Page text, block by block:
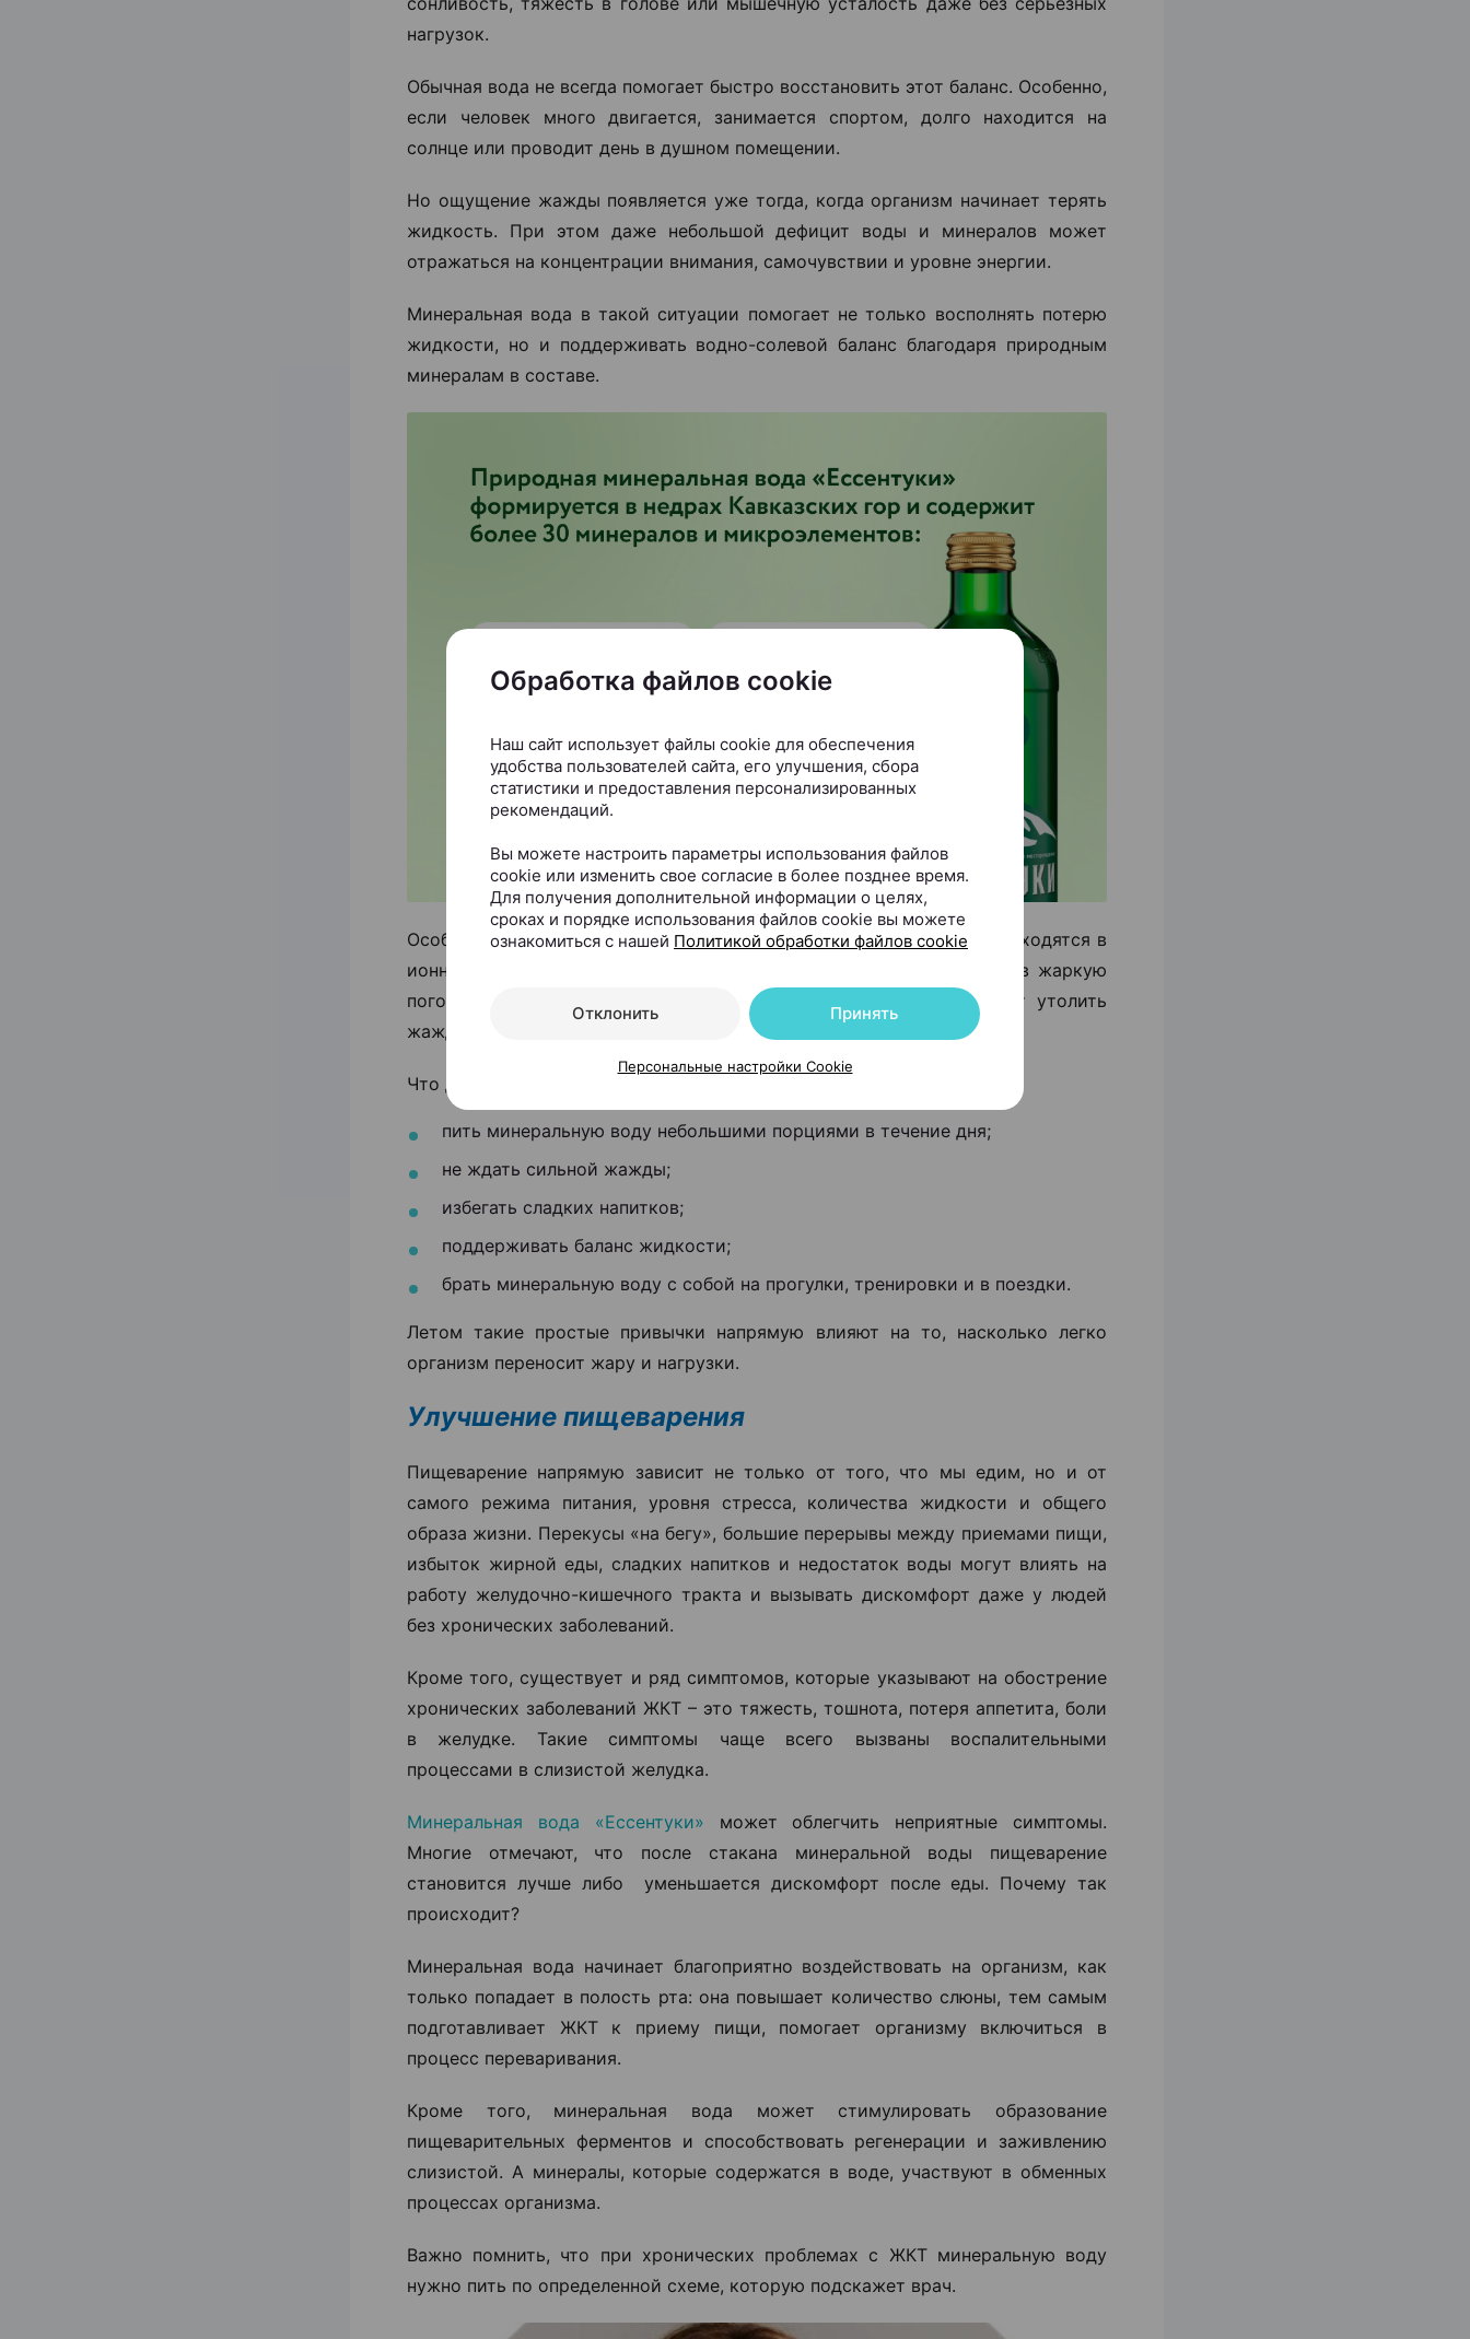
нагрузок.
Обычная вода не всегда помогает быстро восстановить этот баланс. Особенно,
если человек много двигается, занимается спортом, долго находится на
солнце или проводит день в душном помещении.
Но ощущение жажды появляется уже тогда, когда организм начинает терять
жидкость. При этом даже небольшой дефицит воды и минералов может
отражаться на концентрации внимания, самочувствии и уровне энергии.
Минеральная вода в такой ситуации помогает не только восполнять потерю
жидкости, но и поддерживать водно-солевой баланс благодаря природным
минералам в составе.
Особенность минеральной воды еще и в том, что минералы в ней находятся в
ионной форме — так организму проще их усваивать. Кроме того, в жаркую
погоду многие замечают: минеральная вода освежает и помогает утолить
жажду лучше, чем сладкие напитки или обычная газировка.
Что действительно помогает легче переносить жару:
пить минеральную воду небольшими порциями в течение дня;
не ждать сильной жажды;
избегать сладких напитков;
поддерживать баланс жидкости;
брать минеральную воду с собой на прогулки, тренировки и в поездки.
Летом такие простые привычки напрямую влияют на то, насколько легко
организм переносит жару и нагрузки.
Улучшение пищеварения
Пищеварение напрямую зависит не только от того, что мы едим, но и от
самого режима питания, уровня стресса, количества жидкости и общего
образа жизни. Перекусы «на бегу», большие перерывы между приемами пищи,
избыток жирной еды, сладких напитков и недостаток воды могут влиять на
работу желудочно-кишечного тракта и вызывать дискомфорт даже у людей
без хронических заболеваний.
Кроме того, существует и ряд симптомов, которые указывают на обострение
хронических заболеваний ЖКТ – это тяжесть, тошнота, потеря аппетита, боли
в желудке. Такие симптомы чаще всего вызваны воспалительными
процессами в слизистой желудка.
Минеральная вода «Ессентуки» может облегчить неприятные симптомы.
Многие отмечают, что после стакана минеральной воды пищеварение
становится лучше либо уменьшается дискомфорт после еды. Почему так
происходит?
Минеральная вода начинает благоприятно воздействовать на организм, как
только попадает в полость рта: она повышает количество слюны, тем самым
подготавливает ЖКТ к приему пищи, помогает организму включиться в
процесс переваривания.
Кроме того, минеральная вода может стимулировать образование
пищеварительных ферментов и способствовать регенерации и заживлению
слизистой. А минералы, которые содержатся в воде, участвуют в обменных
процессах организма.
Важно помнить, что при хронических проблемах с ЖКТ минеральную воду
нужно пить по определенной схеме, которую подскажет врач.
Обработка файлов cookie
Наш сайт использует файлы cookie для обеспечения
удобства пользователей сайта, его улучшения, сбора
статистики и предоставления персонализированных
рекомендаций.
Вы можете настроить параметры использования файлов
cookie или изменить свое согласие в более позднее время.
Для получения дополнительной информации о целях,
сроках и порядке использования файлов cookie вы можете
ознакомиться с нашей Политикой обработки файлов cookie
Отклонить Принять
Персональные настройки Cookie